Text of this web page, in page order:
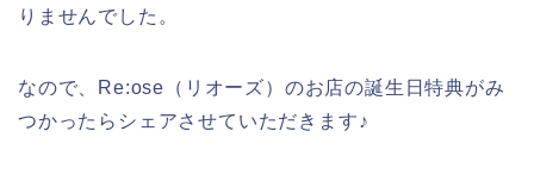
りませんでした。
なので、Re:ose（リオーズ）のお店の誕生日特典がみ
つかったらシェアさせていただきます♪